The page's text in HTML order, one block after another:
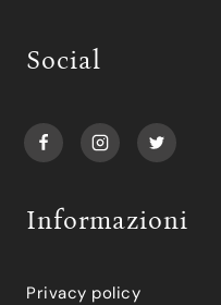
Social
Informazioni
Privacy policy